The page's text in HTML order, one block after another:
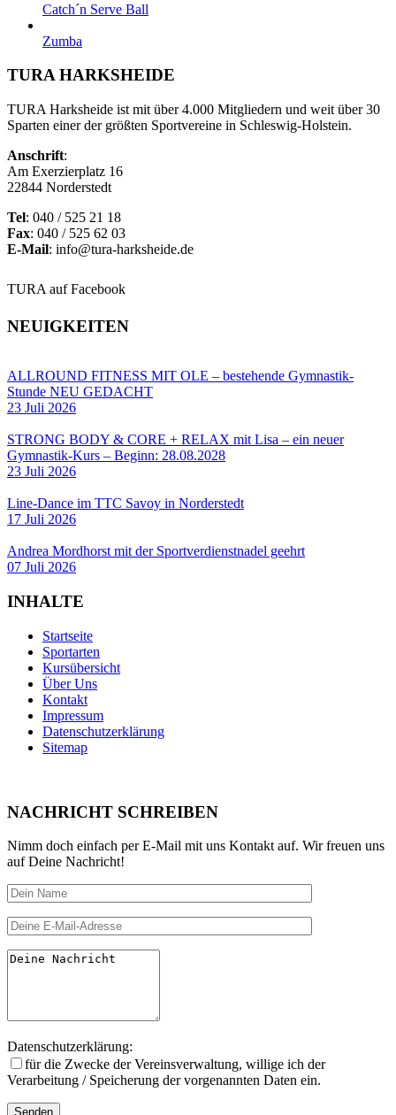
Catch´n Serve Ball
Zumba
TURA HARKSHEIDE
TURA Harksheide ist mit über 4.000 Mitgliedern und weit über 30
Sparten einer der größten Sportvereine in Schleswig-Holstein.
Anschrift:
Am Exerzierplatz 16
22844 Norderstedt
Tel: 040 / 525 21 18
Fax: 040 / 525 62 03
E-Mail: info@tura-harksheide.de
TURA auf Facebook
NEUIGKEITEN
ALLROUND FITNESS MIT OLE – bestehende Gymnastik-
Stunde NEU GEDACHT
23 Juli 2026
STRONG BODY & CORE + RELAX mit Lisa – ein neuer
Gymnastik-Kurs – Beginn: 28.08.2028
23 Juli 2026
Line-Dance im TTC Savoy in Norderstedt
17 Juli 2026
Andrea Mordhorst mit der Sportverdienstnadel geehrt
07 Juli 2026
INHALTE
Startseite
Sportarten
Kursübersicht
Über Uns
Kontakt
Impressum
Datenschutzerklärung
Sitemap
NACHRICHT SCHREIBEN
Nimm doch einfach per E-Mail mit uns Kontakt auf. Wir freuen uns
auf Deine Nachricht!
Datenschutzerklärung:
für die Zwecke der Vereinsverwal­tung, willige ich der
Verarbeitung / Speicherung der vorgenannten Daten ein.